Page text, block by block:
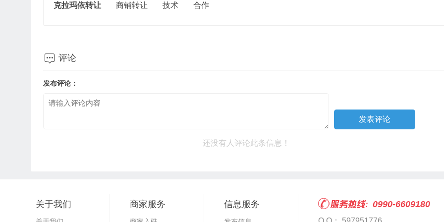
克拉玛依转让 商铺转让 技术 合作
 评论
发布评论：
还没有人评论此条信息！
关于我们 商家服务 信息服务 0990-6609180